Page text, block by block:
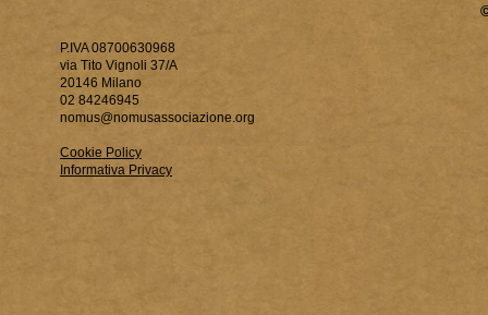
P.IVA 08700630968
via Tito Vignoli 37/A
20146 Milano
02 84246945
nomus@nomusassociazione.org
Cookie Policy
Informativa Privacy